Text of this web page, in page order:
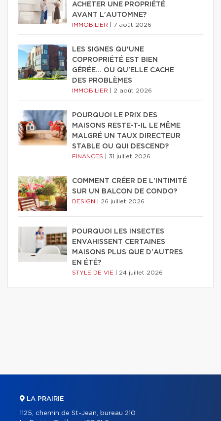
ACHETER UNE PROPRIÉTÉ
AVANT L'AUTOMNE?
IMMOBILIER 7 août 2026
LES SIGNES QU'UNE
COPROPRIÉTÉ EST BIEN
GÉRÉE… OU QU'ELLE CACHE
DES PROBLÈMES
IMMOBILIER 2 août 2026
POURQUOI LE PRIX DES
MAISONS RESTE-T-IL LE MÊME
MALGRÉ UN TAUX DIRECTEUR
STABLE OU QUI DESCEND?
FINANCES 31 juillet 2026
COMMENT CRÉER DE L'INTIMITÉ
SUR UN BALCON DE CONDO?
DESIGN 26 juillet 2026
POURQUOI LES INSECTES
ENVAHISSENT CERTAINES
MAISONS PLUS QUE D'AUTRES
EN ÉTÉ?
STYLE DE VIE 24 juillet 2026
LA PRAIRIE
1125, chemin de St-Jean, bureau 210